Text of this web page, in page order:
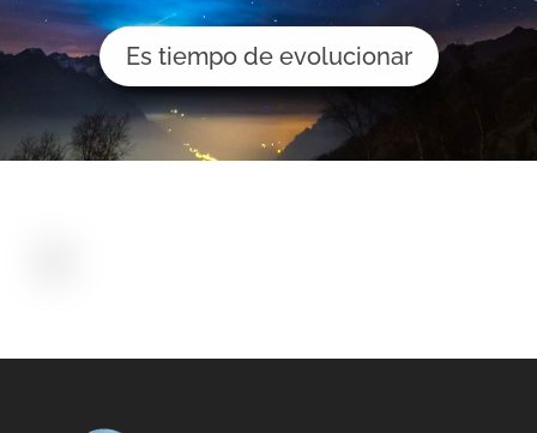
Es tiempo de evolucionar